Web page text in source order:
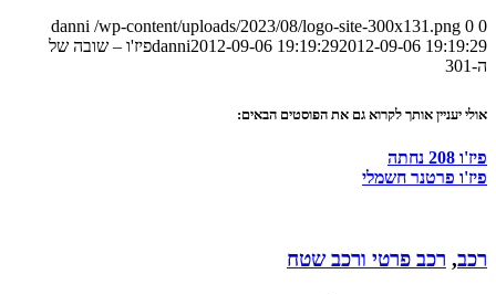
0
0
danni /wp-content/uploads/2023/08/logo-site-300x131.png
danni2012-09-06 19:19:292012-09-06 19:19:29
פיז'ו – שובה של
ה-301
אולי יעניין אותך לקרוא גם את הפוסטים הבאים:
פיז'ו 208 נחתה
פיז'ו פרטנר חשמלי
רכב, רכב פרטי ורכב שטח